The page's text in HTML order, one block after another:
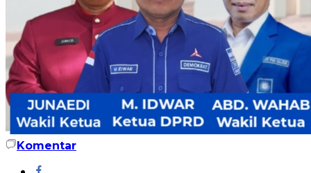
Komentar